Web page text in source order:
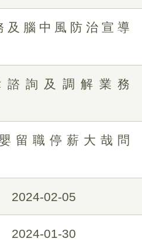
及腦中風防治宣導
諮詢及調解業務
留職停薪大哉問
2024-02-05
2024-01-30